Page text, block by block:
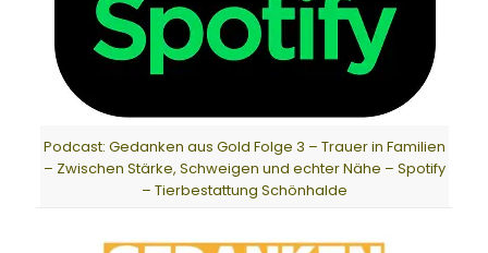
Podcast: Gedanken aus Gold Folge 3 – Trauer in Familien
– Zwischen Stärke, Schweigen und echter Nähe – Spotify
– Tierbestattung Schönhalde